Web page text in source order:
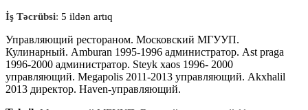
İş Təcrübsi: 5 ildən artıq
Управляющий рестораном. Московский МГУУП.
Кулинарный. Amburan 1995-1996 администратор. Ast praga
1996-2000 администратор. Steyk xaos 1996- 2000
управляющий. Megapolis 2011-2013 управляющий. Akxhalil
2013 директор. Haven-управляющий.